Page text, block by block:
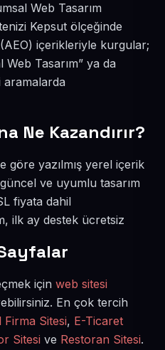
Web Tasarım
Kepsut ölçeğinde
içerikleriyle kurgular;
Tasarım” ya da
aramalarda
Ne Kazandırır?
göre yazılmış yerel içerik
ve uyumlu tasarım
fiyata dahil
ilk ay destek ücretsiz
için web sitesi
En çok tercih
Firma Sitesi, E-Ticaret
Sitesi ve Restoran Sitesi.